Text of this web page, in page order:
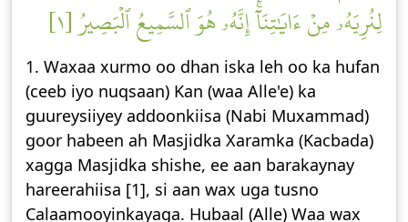
لِنُرِيَهُۥ مِنۡ ءَايَٰتِنَآۚ إِنَّهُۥ هُوَ ٱلسَّمِيعُ ٱلۡبَصِيرُ [١]
1. Waxaa xurmo oo dhan iska leh oo ka hufan
(ceeb iyo nuqsaan) Kan (waa Alle'e) ka
guureysiiyey addoonkiisa (Nabi Muxammad)
goor habeen ah Masjidka Xaramka (Kacbada)
xagga Masjidka shishe, ee aan barakaynay
hareerahiisa [1], si aan wax uga tusno
Calaamooyinkayaga. Hubaal (Alle) Waa wax